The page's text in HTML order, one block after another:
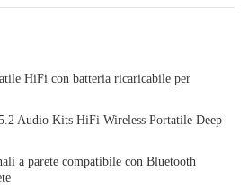
HiFi con batteria ricaricabile per
Audio Kits HiFi Wireless Portatile Deep
a parete compatibile con Bluetooth